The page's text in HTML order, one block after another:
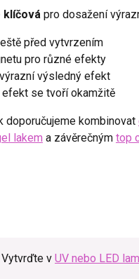
klíčovápro dosažení
před vytvrzením
pro různé efekty
výsledný efekt
se tvoří okamžitě
doporučujeme kombinovat
lakem a závěrečným top
Vytvrďte v UV nebo LED